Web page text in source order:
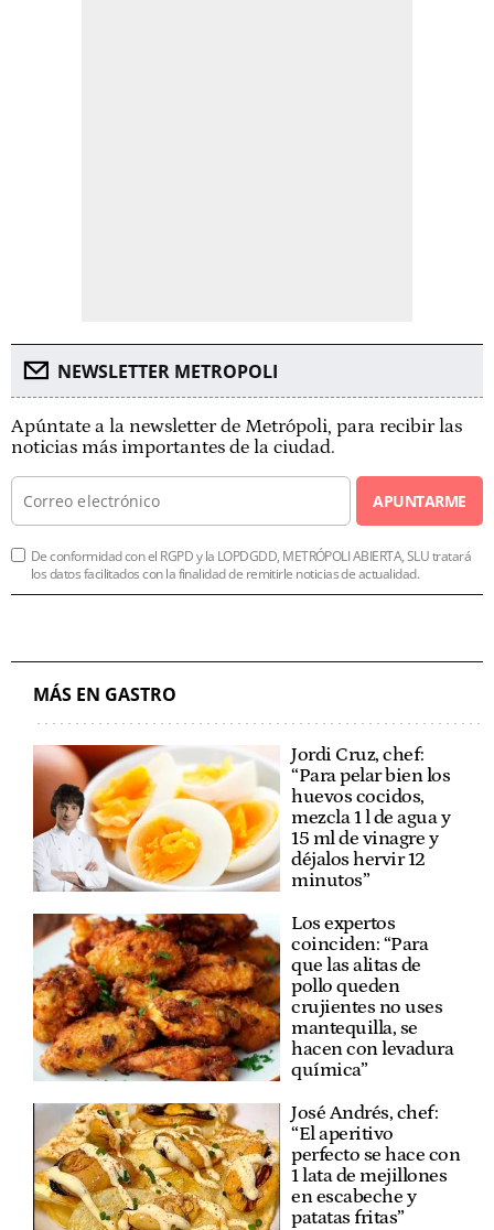
NEWSLETTER METROPOLI
Apúntate a la newsletter de Metrópoli, para recibir las
noticias más importantes de la ciudad.
APUNTARME
De conformidad con el RGPD y la LOPDGDD, METRÓPOLI ABIERTA, SLU tratará
los datos facilitados con la finalidad de remitirle noticias de actualidad.
MÁS EN GASTRO
Jordi Cruz, chef:
“Para pelar bien los
huevos cocidos,
mezcla 1 l de agua y
15 ml de vinagre y
déjalos hervir 12
minutos”
Los expertos
coinciden: “Para
que las alitas de
pollo queden
crujientes no uses
mantequilla, se
hacen con levadura
química”
José Andrés, chef:
“El aperitivo
perfecto se hace con
1 lata de mejillones
en escabeche y
patatas fritas”